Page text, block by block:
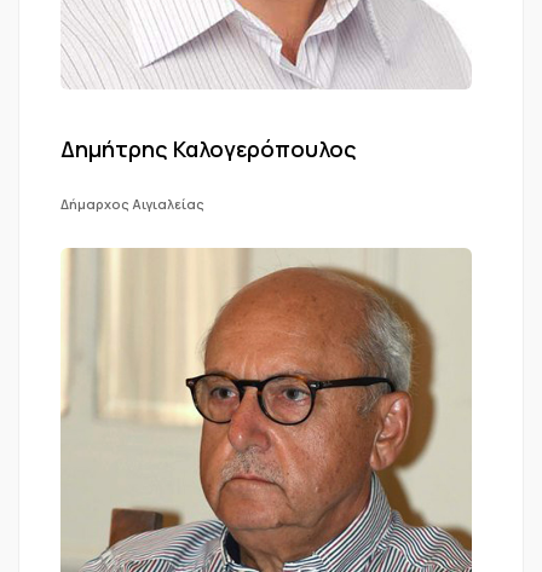
Δημήτρης Καλογερόπουλος
Δήμαρχος Αιγιαλείας